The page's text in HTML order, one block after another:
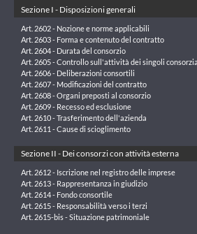
Sezione I - Disposizioni generali
Art. 2602 - Nozione e norme applicabili
Art. 2603 - Forma e contenuto del contratto
Art. 2604 - Durata del consorzio
Art. 2605 - Controllo sull'attività dei singoli
Art. 2606 - Deliberazioni consortili
Art. 2607 - Modificazioni del contratto
Art. 2608 - Organi preposti al consorzio
Art. 2609 - Recesso ed esclusione
Art. 2610 - Trasferimento dell'azienda
Art. 2611 - Cause di scioglimento
Sezione II - Dei consorzi con attività esterna
Art. 2612 - Iscrizione nel registro delle imprese
Art. 2613 - Rappresentanza in giudizio
Art. 2614 - Fondo consortile
Art. 2615 - Responsabilità verso i terzi
Art. 2615-bis - Situazione patrimoniale